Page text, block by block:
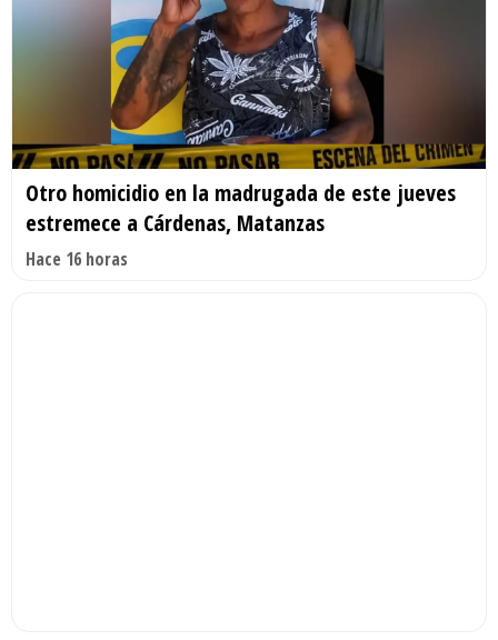
Otro homicidio en la madrugada de este jueves
estremece a Cárdenas, Matanzas
Hace 16 horas